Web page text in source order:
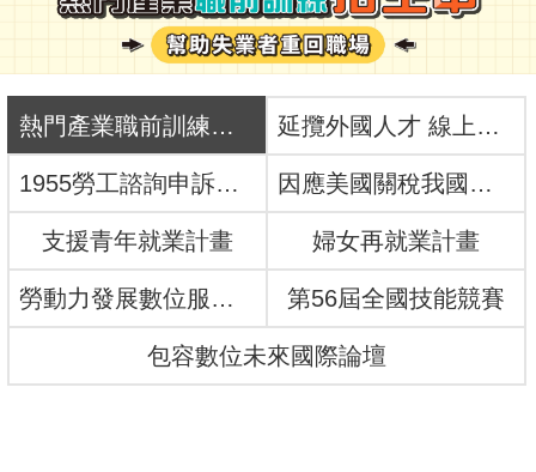
本
署
訊
發
布
為
熱門產業職前訓練招生中 延攬外國人才 線上一網搞定！
1955勞工諮詢申訴專線 因應美國關稅我國出口供應鏈支持方案
支援青年就業計畫 婦女再就業計畫
勞動力發展數位服務平台 第56屆全國技能競賽
包容數位未來國際論壇